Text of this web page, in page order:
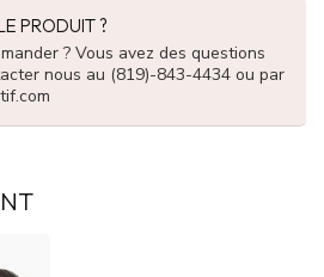
PRODUIT ?
? Vous avez des questions
nous au (819)-843-4434 ou par